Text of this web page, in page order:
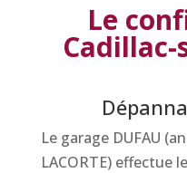
Le
Le garage DUFAU
LACORTE) effectue